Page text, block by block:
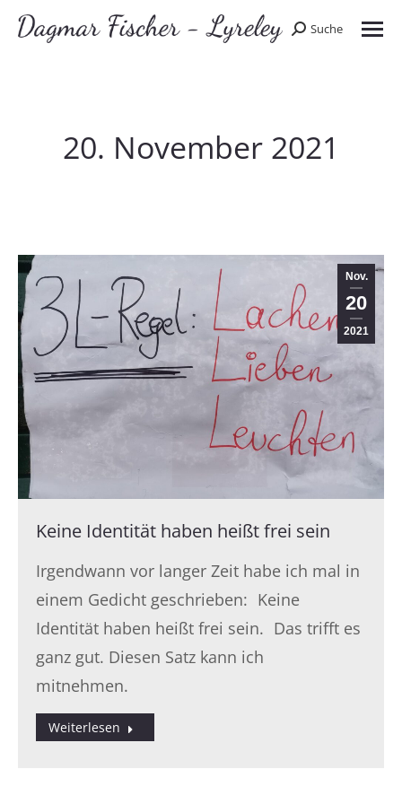
Search:
Suche
20. November 2021
Nov.
20
2021
Keine Identität haben heißt frei sein
Irgendwann vor langer Zeit habe ich mal in
einem Gedicht geschrieben: Keine
Identität haben heißt frei sein. Das trifft es
ganz gut. Diesen Satz kann ich
mitnehmen.
Weiterlesen